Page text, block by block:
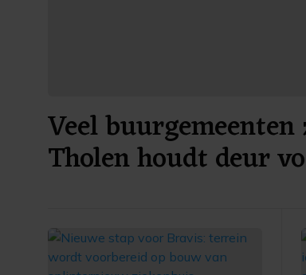
Veel buurgemeenten
Tholen houdt deur